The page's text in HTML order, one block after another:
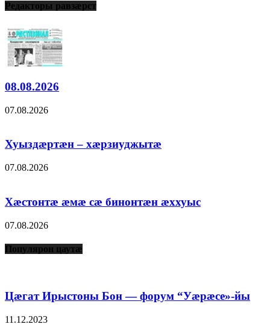
Редакторы равзæрст
08.08.2026
07.08.2026
Хуыздæртæн – хæрзиуджытæ
07.08.2026
Хæстонтæ æмæ сæ бинонтæн æххуыс
07.08.2026
Популярон цаутæ
Цæгат Ирыстоны Бон — форум “Уæрæсе»-йы
11.12.2023